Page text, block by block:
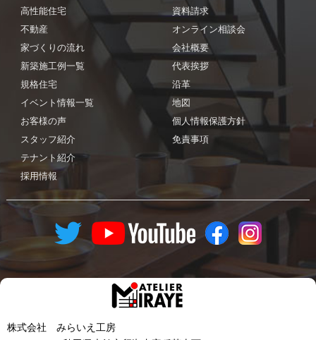
高性能住宅
不動産
家づくりの流れ
新築施工例一覧
規格住宅
イベント情報一覧
お客様の声
スタッフ紹介
テナント紹介
採用情報
資料請求
オンライン相談会
会社概要
代表挨拶
沿革
地図
個人情報保護方針
免責事項
株式会社 みらいえ工房